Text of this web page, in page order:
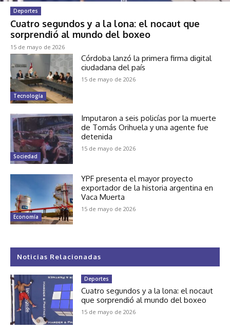
Deportes
Cuatro segundos y a la lona: el nocaut que
sorprendió al mundo del boxeo
15 de mayo de 2026
Tecnología
Córdoba lanzó la primera firma digital
ciudadana del país
15 de mayo de 2026
Sociedad
Imputaron a seis policías por la muerte
de Tomás Orihuela y una agente fue
detenida
15 de mayo de 2026
Economía
YPF presenta el mayor proyecto
exportador de la historia argentina en
Vaca Muerta
15 de mayo de 2026
Noticias Relacionadas
Deportes
Cuatro segundos y a la lona: el nocaut
que sorprendió al mundo del boxeo
15 de mayo de 2026